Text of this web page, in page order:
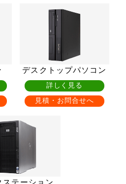
デスクトップパソコン
詳しく見る
見積・お問合せへ
ステーション